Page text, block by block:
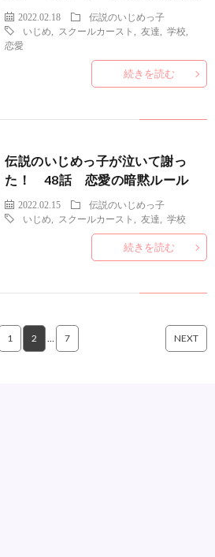
2022.02.18
伝説のいじめっ子
いじめ
スクールカースト 友達 ,学校
恋愛
続きを読む
伝説のいじめっ子が泣いて謝っ
た！ 48話 恋愛の暗黙ルール
2022.02.15
伝説のいじめっ子
いじめ
スクールカースト 友達 ,学校
続きを読む
1 2 … 7 NEXT